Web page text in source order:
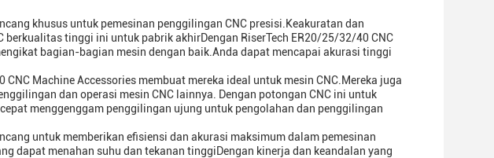
khusus untuk pemesinan penggilingan CNC presisi.Keakuratan dan
tinggi ini untuk pabrik akhirDengan RiserTech ER20/25/32/40 CNC
bagian-bagian mesin dengan baik.Anda dapat mencapai akurasi tinggi
Machine Accessories membuat mereka ideal untuk mesin CNC.Mereka juga
dan operasi mesin CNC lainnya. Dengan potongan CNC ini untuk
menggenggam penggilingan ujung untuk pengolahan dan penggilingan
untuk memberikan efisiensi dan akurasi maksimum dalam pemesinan
dapat menahan suhu dan tekanan tinggiDengan kinerja dan keandalan yang